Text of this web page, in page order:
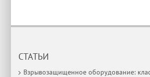
СТАТЬИ
Взрывозащищенное оборудование: